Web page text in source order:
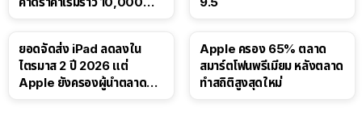
ยอดจัดส่ง iPad ลดลงใน
ไตรมาส 2 ปี 2026 แต่
Apple ยังครองผู้นำตลาด
Apple ครอง 65% ตลาด
สมาร์ตโฟนพรีเมียม หลังตลาด
ทำสถิติสูงสุดใหม่